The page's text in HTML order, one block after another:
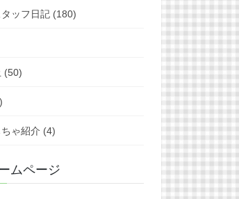
ッフ日記 (180)
(50)
ゃ紹介 (4)
ムページ